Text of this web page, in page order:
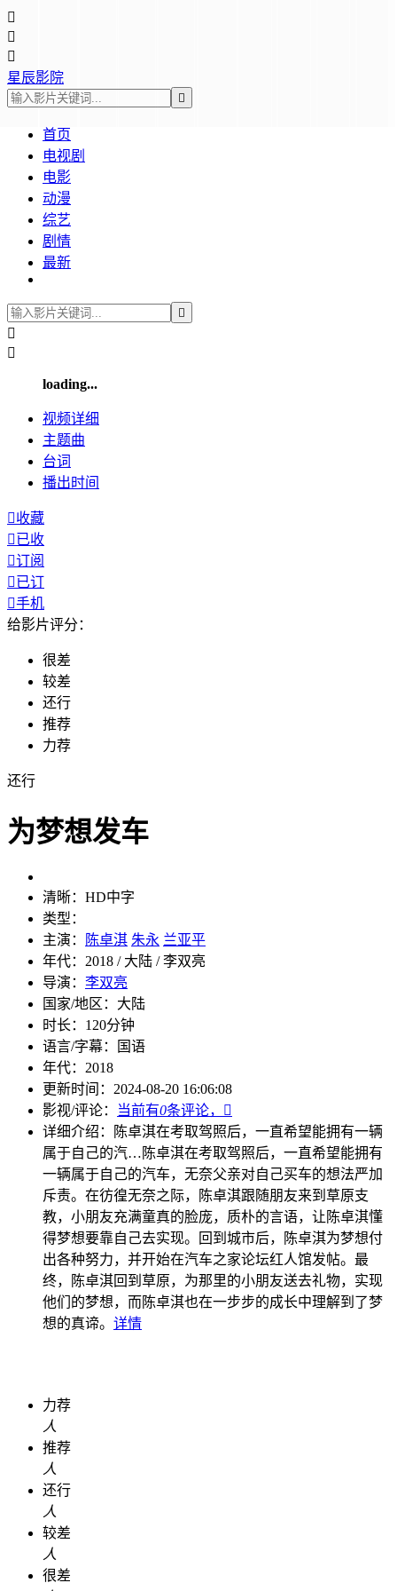



星辰影院

首页
电视剧
电影
动漫
综艺
剧情
最新



loading...
视频详细
主题曲
台词
播出时间
收藏
已收
订阅
已订
手机
给影片评分：
很差
较差
还行
推荐
力荐
还行
为梦想发车
清晰： HD中字
类型：
主演：
陈卓淇 朱永 兰亚平
年代： 2018 / 大陆 / 李双亮
导演： 李双亮
国家/地区： 大陆
时长： 120分钟
语言/字幕：
国语
年代： 2018
更新时间： 2024-08-20 16:06:08
影视/评论：
当前有0条评论，

详细介绍：
陈卓淇在考取驾照后，一直希望能拥有一辆
属于自己的汽… 陈卓淇在考取驾照后，一直希望能拥有
一辆属于自己的汽车，无奈父亲对自己买车的想法严加
斥责。在彷徨无奈之际，陈卓淇跟随朋友来到草原支
教，小朋友充满童真的脸庞，质朴的言语，让陈卓淇懂
得梦想要靠自己去实现。回到城市后，陈卓淇为梦想付
出各种努力，并开始在汽车之家论坛红人馆发帖。最
终，陈卓淇回到草原，为那里的小朋友送去礼物，实现
他们的梦想，而陈卓淇也在一步步的成长中理解到了梦
想的真谛。 详情
力荐
人
推荐
人
还行
人
较差
人
很差